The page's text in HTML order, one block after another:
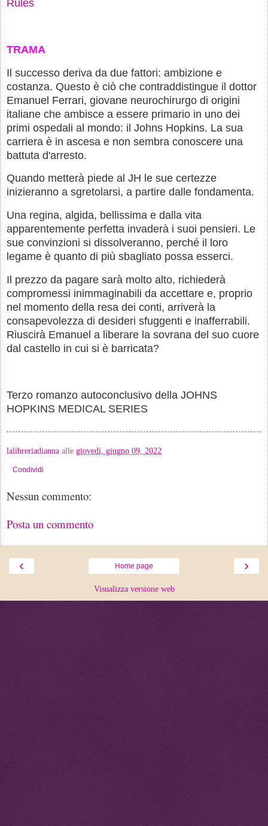
Rules
TRAMA
Il successo deriva da due fattori: ambizione e
costanza. Questo è ciò che contraddistingue il dottor
Emanuel Ferrari, giovane neurochirurgo di origini
italiane che ambisce a essere primario in uno dei
primi ospedali al mondo: il Johns Hopkins. La sua
carriera è in ascesa e non sembra conoscere una
battuta d'arresto.
Quando metterà piede al JH le sue certezze
inizieranno a sgretolarsi, a partire dalle fondamenta.
Una regina, algida, bellissima e dalla vita
apparentemente perfetta invaderà i suoi pensieri. Le
sue convinzioni si dissolveranno, perché il loro
legame è quanto di più sbagliato possa esserci.
Il prezzo da pagare sarà molto alto, richiederà
compromessi inimmaginabili da accettare e, proprio
nel momento della resa dei conti, arriverà la
consapevolezza di desideri sfuggenti e inafferrabili.
Riuscirà Emanuel a liberare la sovrana del suo cuore
dal castello in cui si è barricata?
Terzo romanzo autoconclusivo della JOHNS
HOPKINS MEDICAL SERIES
lalibreriadianna alle giovedì, giugno 09, 2022
Condividi
Nessun commento:
Posta un commento
‹ ›
Home page
Visualizza versione web